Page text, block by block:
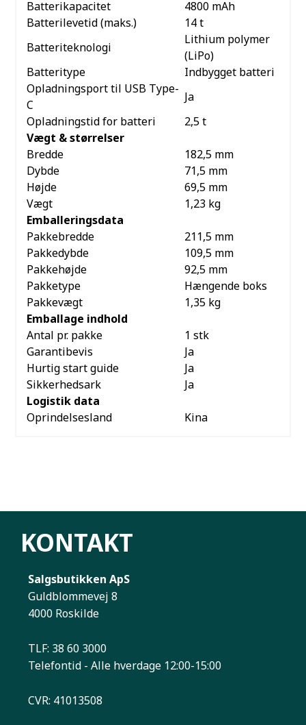
Batterikapacitet
4800 mAh
Batterilevetid (maks.)
14 t
Batteriteknologi
Lithium polymer
(LiPo)
Batteritype
Indbygget batteri
Opladningsport til USB Type-
C
Ja
Opladningstid for batteri
2,5 t
Vægt & størrelser
Bredde
182,5 mm
Dybde
71,5 mm
Højde
69,5 mm
Vægt
1,23 kg
Emballeringsdata
Pakkebredde
211,5 mm
Pakkedybde
109,5 mm
Pakkehøjde
92,5 mm
Pakketype
Hængende boks
Pakkevægt
1,35 kg
Emballage indhold
Antal pr. pakke
1 stk
Garantibevis
Ja
Hurtig start guide
Ja
Sikkerhedsark
Ja
Logistik data
Oprindelsesland
Kina
KONTAKT
Salgsbutikken ApS
Guldblommevej 8
4000 Roskilde
TLF: 38 60 3000
Telefontid - Alle hverdage 12:00-15:00
CVR: 41013508